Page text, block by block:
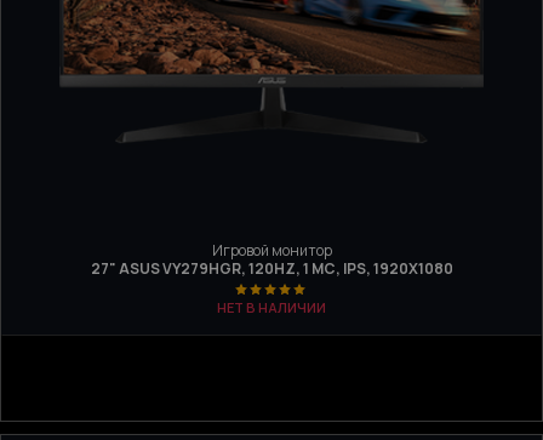
Игровой монитор
27" ASUS VY279HGR, 120HZ, 1 МС, IPS, 1920X1080
НЕТ В НАЛИЧИИ